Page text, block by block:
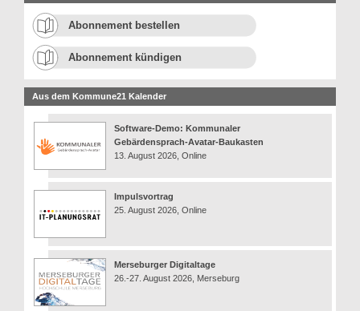
Abonnement bestellen
Abonnement kündigen
Aus dem Kommune21 Kalender
Software-Demo: Kommunaler
Gebärdensprach-Avatar-Baukasten
13. August 2026, Online
Impulsvortrag
25. August 2026, Online
Merseburger Digitaltage
26.-27. August 2026, Merseburg